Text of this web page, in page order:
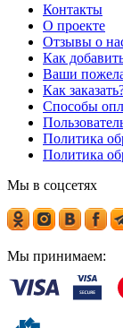
Контакты
О проекте
Отзывы о
Как
Ваши
Как
Способы
Политика
Политика
Мы в соцсетях
Мы принимаем: